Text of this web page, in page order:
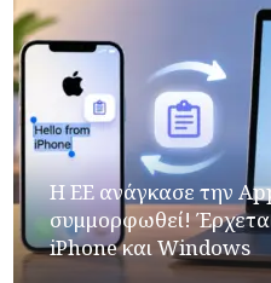
H ΕΕ ανάγκασε την
συμμορφωθεί!
iPhone και Windows